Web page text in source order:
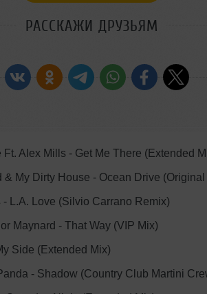
РАССКАЖИ ДРУЗЬЯМ
Ft. Alex Mills - Get Me There (Extended
& My Dirty House - Ocean Drive (Original
- L.A. Love (Silvio Carrano Remix)
Maynard - That Way (VIP Mix)
Side (Extended Mix)
- Shadow (Country Club Martini